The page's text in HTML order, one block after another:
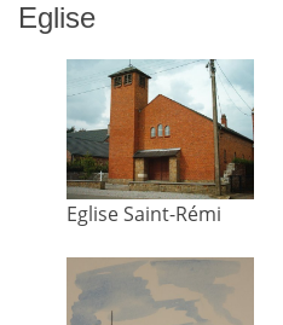
Eglise
Eglise Saint-Rémi